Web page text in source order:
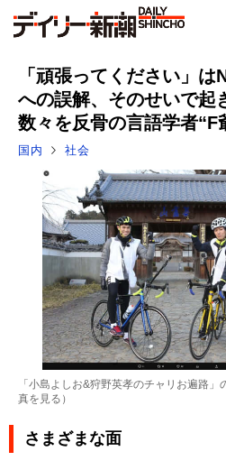
「頑張ってください」は
への誤解、そのせいで起
数々を反骨の言語学者“F
国内 社会
「小島よしお&狩野英孝のチャリお遍路」
真を見る ）
さまざまな面